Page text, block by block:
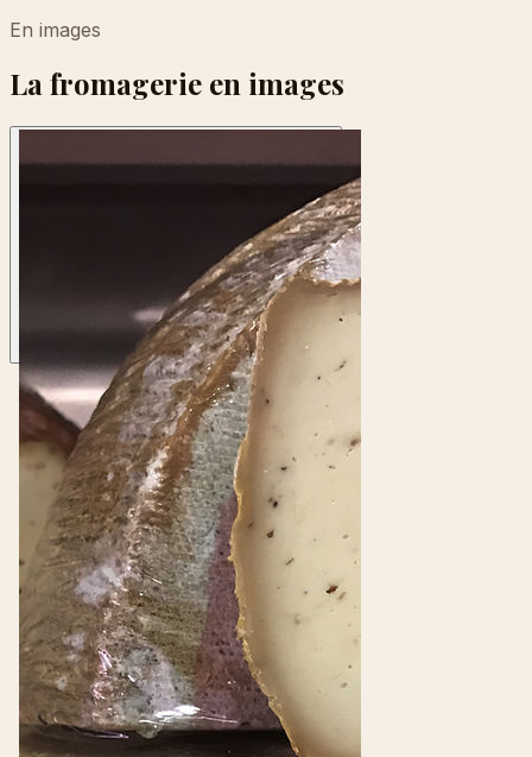
En images
La fromagerie en images